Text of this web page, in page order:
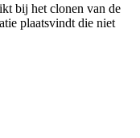
bij het clonen van de
plaatsvindt die niet